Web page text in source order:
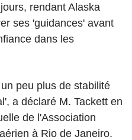
rendant Alaska
ses 'guidances' avant
dans les
peu plus de stabilité
a déclaré M. Tackett en
de l'Association
à Rio de Janeiro.